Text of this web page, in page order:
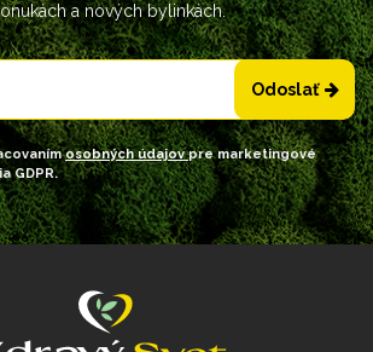
a nových bylinkách.
Odoslať
osobných údajovpre marketingové
GDPR.